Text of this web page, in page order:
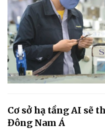
Cơ sở hạ tầng AI sẽ
Đông Nam Á